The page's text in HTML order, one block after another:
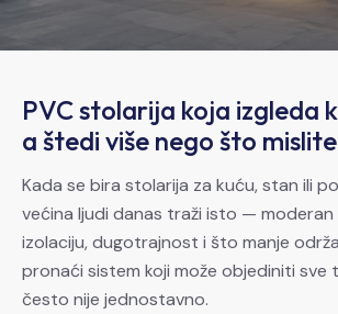
PVC stolarija koja izgleda
a štedi više nego što mislite
Kada se bira stolarija za kuću, stan ili
većina ljudi danas traži isto — moderan
izolaciju, dugotrajnost i što manje
pronaći sistem koji može objediniti sve
često nije jednostavno.